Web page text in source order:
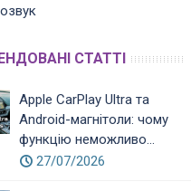
СТАТТІ
Apple CarPlay Ultra та
Android-магнітоли: чому
функцію неможливо...
27/07/2026